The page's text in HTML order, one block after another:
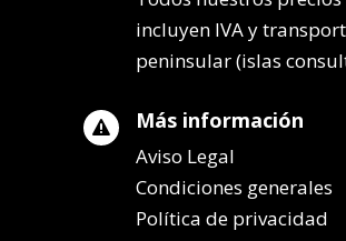
incluyen IVA y
peninsular (islas
 Más información
Aviso Legal
Condiciones generales
Política de privacidad